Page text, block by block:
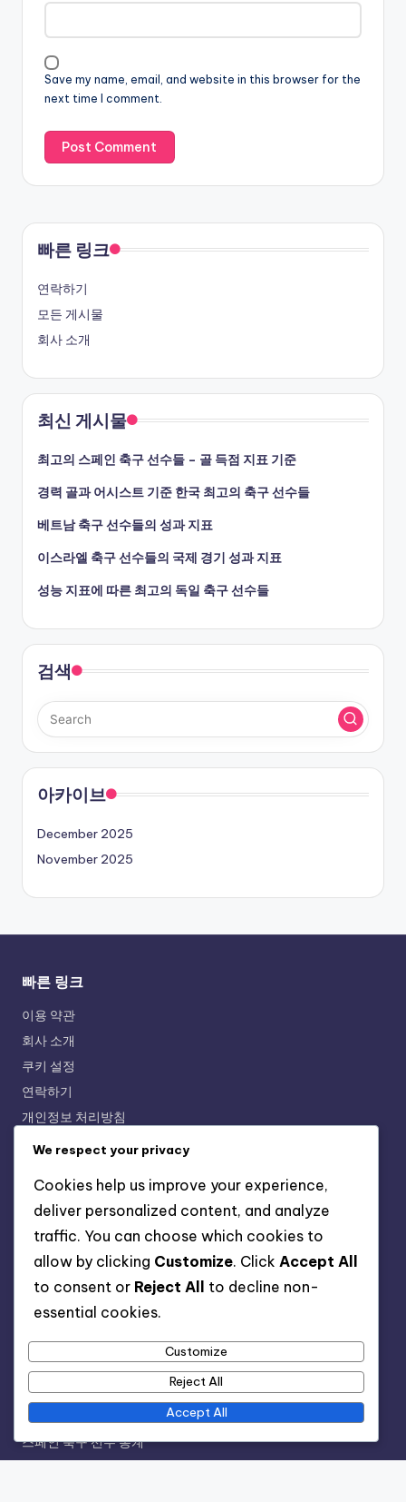
Save my name, email, and website in this browser for the
next time I comment.
빠른 링크
연락하기
모든 게시물
회사 소개
최신 게시물
최고의 스페인 축구 선수들 – 골 득점 지표 기준
경력 골과 어시스트 기준 한국 최고의 축구 선수들
베트남 축구 선수들의 성과 지표
이스라엘 축구 선수들의 국제 경기 성과 지표
성능 지표에 따른 최고의 독일 축구 선수들
검색
아카이브
December 2025
November 2025
빠른 링크
이용 약관
회사 소개
쿠키 설정
연락하기
개인정보 처리방침
카테고리
그리스 축구 선수 통계 및 비교
네덜란드 축구 선수 통계
독일 축구 선수 통계
러시아 축구 선수 통계 및 비교
미국 축구 선수 통계 및 비교
방글라데시 축구 선수 통계
베트남 축구 선수 통계
불가리아 축구 선수 통계
사우디 축구 선수 통계 및 비교
스페인 축구 선수 통계
We respect your privacy
Cookies help us improve your experience,
deliver personalized content, and analyze
traffic. You can choose which cookies to
allow by clicking Customize. Click Accept All
to consent or Reject All
to decline non-
essential cookies.
Customize
Reject All
Accept All